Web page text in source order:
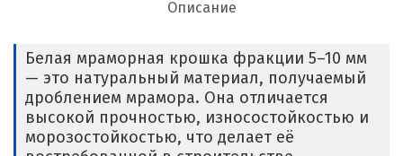
Описание
Белая мраморная крошка фракции 5–10 мм
— это натуральный материал, получаемый
дроблением мрамора. Она отличается
высокой прочностью, износостойкостью и
морозостойкостью, что делает её